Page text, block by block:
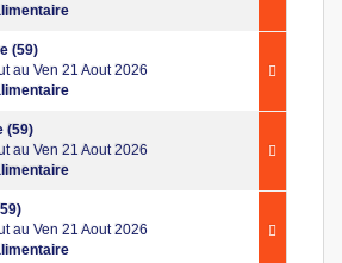
(59)
au Ven 21 Aout 2026
(59)
au Ven 21 Aout 2026
au Ven 21 Aout 2026